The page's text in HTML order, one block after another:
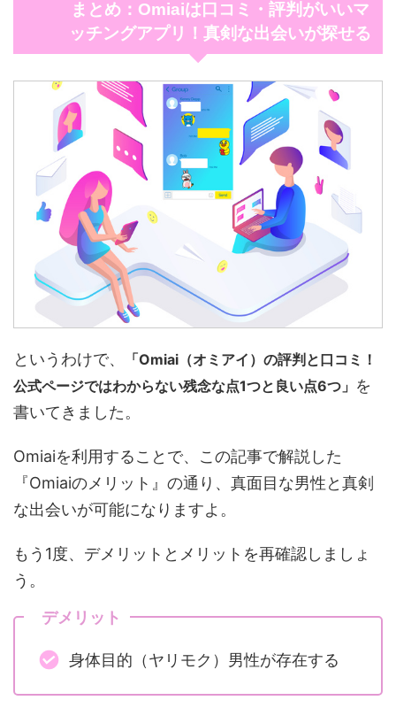
まとめ：Omiaiは口コミ・評判がいいマ
ッチングアプリ！真剣な出会いが探せる
というわけで、
「Omiai（オミアイ）の評判と口コミ！
公式ページではわからない残念な点1つと良い点6つ」 を
書いてきました。
Omiaiを利用することで、この記事で解説した
『Omiaiのメリット』の通り、真面目な男性と真剣
な出会いが可能になりますよ。
もう1度、デメリットとメリットを再確認しましょ
う。
デメリット
身体目的（ヤリモク）男性が存在する